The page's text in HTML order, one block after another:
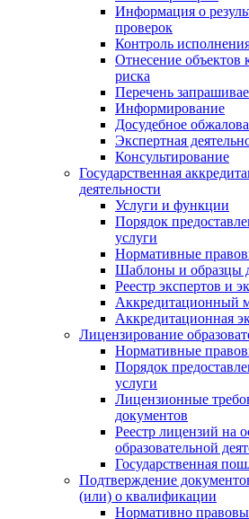
Информация о
проверок
Контроль
Отнесение объектов
риска
Перечень
Информирование
Досудебное
Экспертная
Консультирование
Государственная
деятельности
Услуги и функции
Порядок
услуги
Нормативные
Шаблоны и образцы
Реестр экспертов и
Аккредитационный
Аккредитационная
Лицензирование
Нормативные
Порядок
услуги
Лицензионные
документов
Реестр лицензий на
образовательной
Государственная
Подтверждение
(или) о квалификации
Нормативно